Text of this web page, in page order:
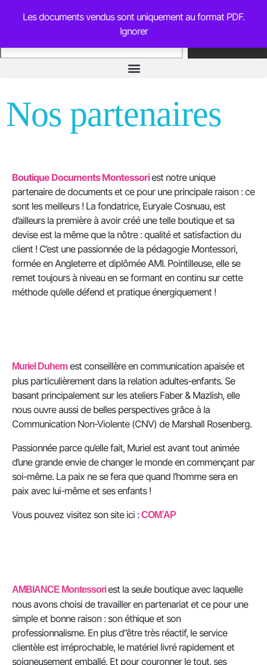
Les documents vendus sont uniquement au format PDF.
Ignorer
Nos partenaires
Boutique Documents Montessoriest notre unique
partenaire de documents et ce pour une principale raison : ce
sont les meilleurs ! La fondatrice, Euryale Cosnuau, est
d’ailleurs la première à avoir créé une telle boutique et sa
devise est la même que la nôtre : qualité et satisfaction du
client ! C’est une passionnée de la pédagogie Montessori,
formée en Angleterre et diplômée AMI. Pointilleuse, elle se
remet toujours à niveau en se formant en continu sur cette
méthode qu’elle défend et pratique énergiquement !
Muriel Duhemest conseillère en communication apaisée et
plus particulièrement dans la relation adultes-enfants. Se
basant principalement sur les ateliers Faber & Mazlish, elle
nous ouvre aussi de belles perspectives grâce à la
Communication Non-Violente (CNV) de Marshall Rosenberg.
Passionnée parce qu’elle fait, Muriel est avant tout animée
d’une grande envie de changer le monde en commençant par
soi-même. La paix ne se fera que quand l’homme sera en
paix avec lui-même et ses enfants !
Vous pouvez visitez son site ici :COM’AP
AMBIANCE Montessoriest la seule boutique avec laquelle
nous avons choisi de travailler en partenariat et ce pour une
simple et bonne raison : son éthique et son
professionnalisme. En plus d”être très réactif, le service
clientèle est irréprochable, le matériel livré rapidement et
soigneusement emballé. Et pour couronner le tout, ses